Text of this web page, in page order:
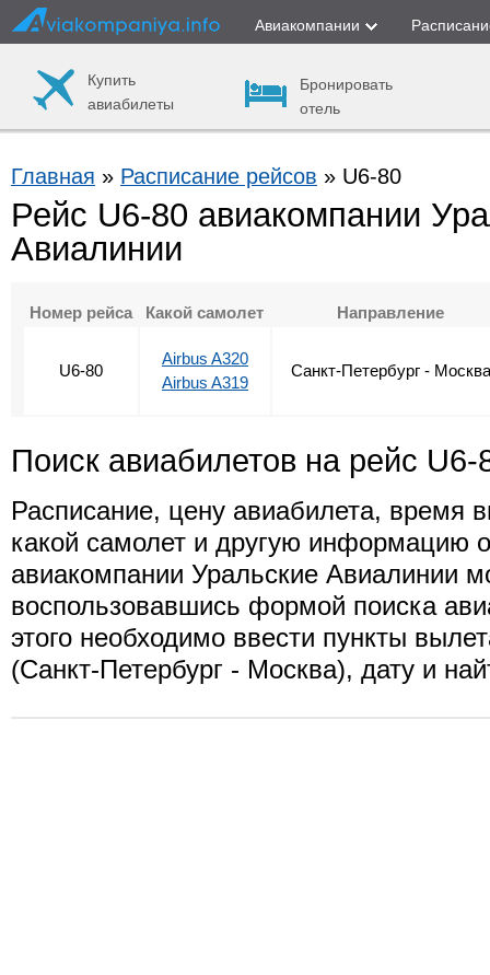
Авиакомпании
Купить
авиабилеты
Бронировать
отель
Главная » Расписание рейсов » U6-80
Рейс U6-80 авиакомпании
Авиалинии
Номер рейса Какой самолет Направление
U6-80
Airbus A320
Airbus A319
Санкт-Петербург - Москва
Поиск авиабилетов на рейс U6-
Расписание, цену авиабилета, время
какой самолет и другую информацию
авиакомпании Уральские Авиалинии
воспользовавшись формой поиска
этого необходимо ввести пункты
(Санкт-Петербург - Москва), дату и